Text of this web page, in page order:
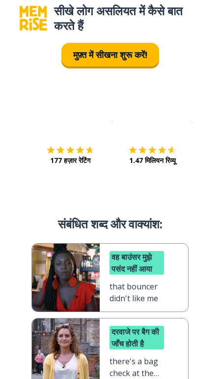
सीखे लोग असलियत में कैसे बात
करते हैं
मुफ़्त में सीखना शुरू करें!
इस पर डाउनलोड करें ऐप स्टोर
177 हज़ार रेटिंग
इसे चालू
1.47 मिलियन रिव्यू
संबंधित शब्द और वाक्‍यांश:
वह बाउंसर मुझे
पसंद नहीं आया
that bouncer
didn't like me
दरवाजे पर बैग की
जाँच होती है
there's a bag
check at the